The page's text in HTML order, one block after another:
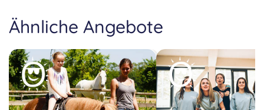
Ähnliche Angebote